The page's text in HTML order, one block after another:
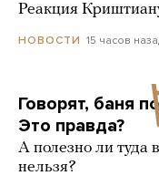
Реакция
НОВОСТИ 15 часов
Говорят, баня
Это правда?
А полезно ли туда
нельзя?